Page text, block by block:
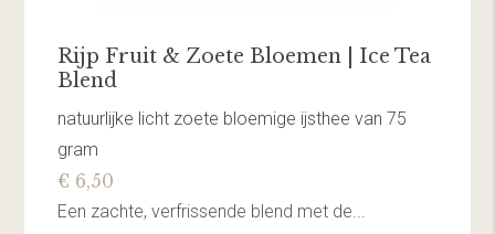
Rijp Fruit & Zoete Bloemen | Ice Tea
Blend
natuurlijke licht zoete bloemige ijsthee van 75
gram
€ 6,50
Een zachte, verfrissende blend met de...